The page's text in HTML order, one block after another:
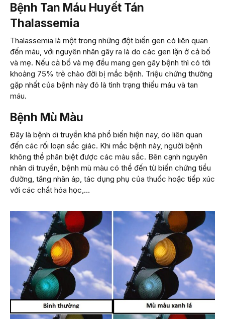
Bệnh Tan Máu Huyết Tán
Thalassemia
Thalassemia là một trong những đột biến gen có liên quan
đến máu, với nguyên nhân gây ra là do các gen lặn ở cả bố
và mẹ. Nếu cả bố và mẹ đều mang gen gây bệnh thì có tới
khoảng 75% trẻ chào đời bị mắc bệnh. Triệu chứng thường
gặp nhất của bệnh này đó là tình trạng thiếu máu và tan
máu.
Bệnh Mù Màu
Đây là bệnh di truyền khá phổ biến hiện nay, do liên quan
đến các rối loạn sắc giác. Khi mắc bệnh này, người bệnh
không thể phân biệt được các màu sắc. Bên cạnh nguyên
nhân di truyền, bệnh mù màu có thể đến từ biến chứng tiểu
đường, tăng nhãn áp, tác dụng phụ của thuốc hoặc tiếp xúc
với các chất hóa học,…